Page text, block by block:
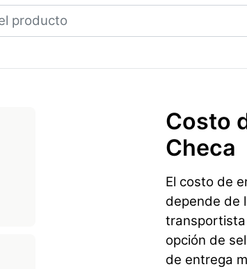
Costo
Checa
El costo de
depende de
transportista
opción de
de entrega